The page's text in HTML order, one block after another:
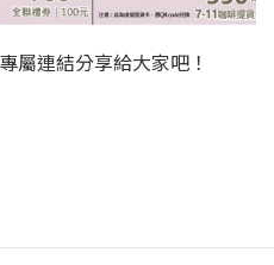
屬連結分享給大家吧！